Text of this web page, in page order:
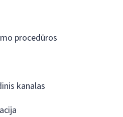
procedūros
kanalas